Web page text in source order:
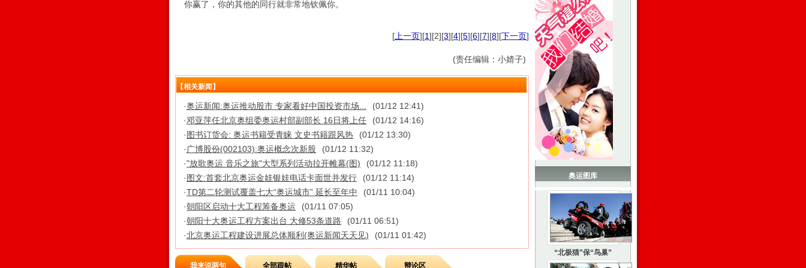
你赢了，你的其他的同行就非常地钦佩你。
[ 上一页][1][2][3][4][5][6][7][8][下一页]
(责任编辑：小婧子)
【相关新闻】
·奥运新闻:奥运推动股市 专家看好中国投资市场...
(01/12 12:41)
·邓亚萍任北京奥组委奥运村部副部长 16日将上任
(01/12 14:16)
· 图书订货会: 奥运书籍受青睐 文史书籍跟风热
(01/12 13:30)
· 广博股份(002103):奥运概念次新股
(01/12 11:32)
·"放歌奥运 音乐之旅"大型系列活动拉开帷幕(图)
(01/12 11:18)
· 图文:首套北京奥运金娃银娃电话卡面世并发行
(01/12 11:14)
·TD第二轮测试覆盖七大“奥运城市” 延长至年中
(01/11 10:04)
·朝阳区启动十大工程筹备奥运
(01/11 07:05)
·朝阳十大奥运工程方案出台 大修53条道路
(01/11 06:51)
·北京奥运工程建设进展总体顺利(奥运新闻天天见) (01/11 01:42)
我来说两句 全部跟帖 精华帖 辩论区
奥运图库
“北极猫”保“鸟巢”